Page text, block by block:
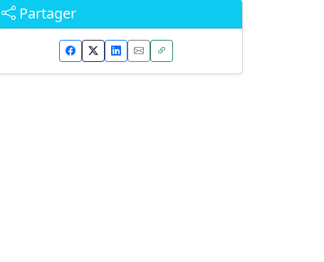
Partager